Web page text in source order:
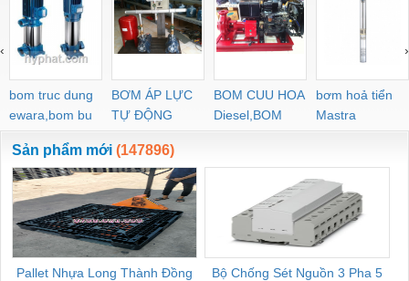
bom truc dung
ewara,bom bu
ewara
BƠM ÁP LỰC
TỰ ĐỘNG
BOM CUU HOA
Diesel,BOM
CHUA CHAY
bơm hoả tiển
Mastra
‹ ›
Sản phẩm mới (147896)
Pallet Nhựa Long Thành Đồng
Bộ Chống Sét Nguồn 3 Pha 5